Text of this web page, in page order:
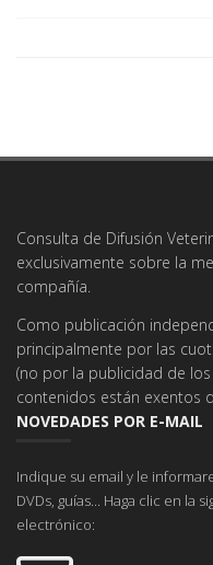
Consulta de Difusión
exclusivamente sobre la
compañía.
Como publicación
principalmente por las
(no por la publicidad de
contenidos están exentos
NOVEDADES POR E-MAIL
Indique su email y le
DVDs, guías... Haga clic en la
electrónico: